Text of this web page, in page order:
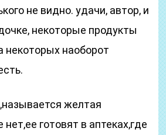
не видно. удачи, автор, и
некоторые продукты
некоторых наоборот
желтая
нет,ее готовят в аптеках,где